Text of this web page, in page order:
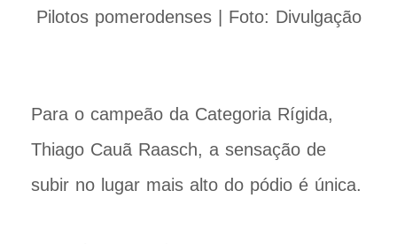
Pilotos pomerodenses | Foto: Divulgação
Para o campeão da Categoria Rígida,
Thiago Cauã Raasch, a sensação de
subir no lugar mais alto do pódio é única.